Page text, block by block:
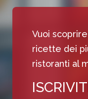
Vuoi
ricette dei
ristoranti al